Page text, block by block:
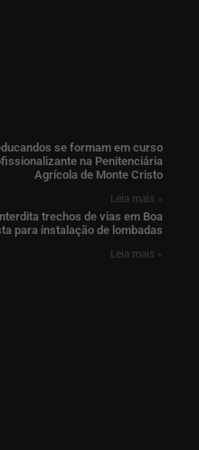
se formam em curso
na Penitenciária
Agrícola de Monte Cristo
Leia mais »
trechos de vias em Boa
para instalação de lombadas
Leia mais »